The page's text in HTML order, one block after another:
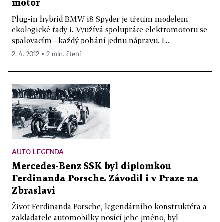
motor
Plug-in hybrid BMW i8 Spyder je třetím modelem
ekologické řady i. Využívá spolupráce elektromotoru se
spalovacím - každý pohání jednu nápravu. I...
2. 4. 2012 ▪ 2 min. čtení
AUTO LEGENDA
Mercedes-Benz SSK byl diplomkou
Ferdinanda Porsche. Závodil i v Praze na
Zbraslavi
Život Ferdinanda Porsche, legendárního konstruktéra a
zakladatele automobilky nosící jeho jméno, byl